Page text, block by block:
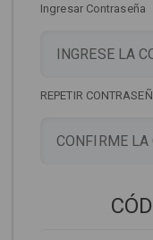
Ingresar Contraseña
REPETIR